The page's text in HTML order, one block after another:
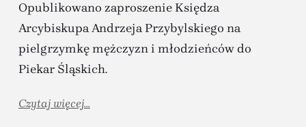
Opublikowano zaproszenie Księdza
Arcybiskupa Andrzeja Przybylskiego na
pielgrzymkę mężczyzn i młodzieńców do
Piekar Śląskich.
Czytaj więcej...